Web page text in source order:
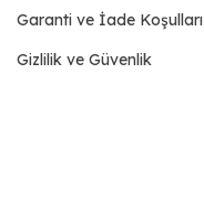
Garanti ve İade Koşulları
Gizlilik ve Güvenlik